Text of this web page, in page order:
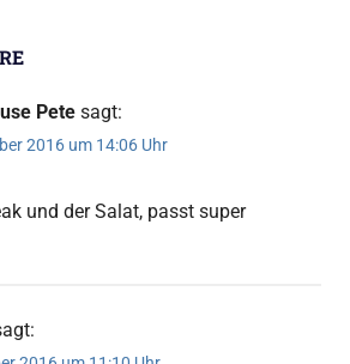
Pete sagt:
2016 um 14:06 Uhr
und der Salat, passt super